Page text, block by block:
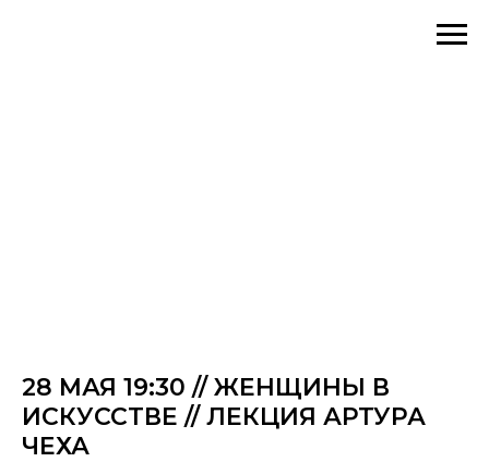
28 МАЯ 19:30 // ЖЕНЩИНЫ В
ИСКУССТВЕ // ЛЕКЦИЯ АРТУРА
ЧЕХА